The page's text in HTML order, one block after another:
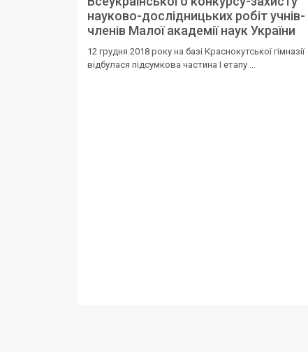
науково-дослідницьких робіт учнів-
членів Малої академії наук України
12 грудня 2018 року на базі Краснокутської гімназії
відбулася підсумкова частина І етапу ...